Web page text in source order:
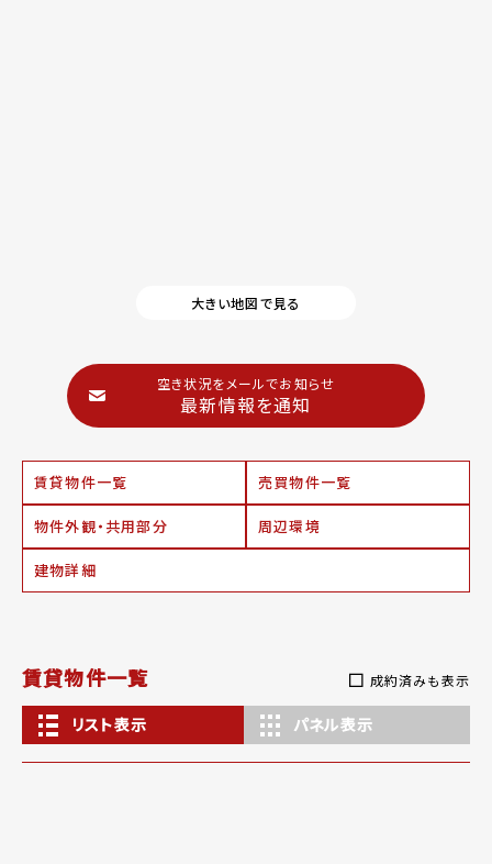
大きい地図で見る
空き状況をメールでお知らせ
最新情報を通知
賃貸物件一覧 売買物件一覧
物件外観・共用部分 周辺環境
建物詳細
賃貸物件一覧 成約済みも表示
リスト表示 パネル表示